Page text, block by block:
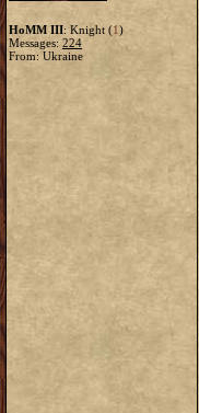
HoMM III: Knight (1)
Messages: 224
From: Ukraine